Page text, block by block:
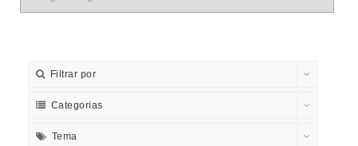
Filtrar por
Categorias
Tema